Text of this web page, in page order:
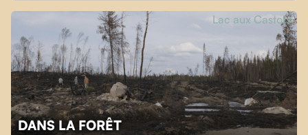
DANS LA FORÊT
Lac aux Castors